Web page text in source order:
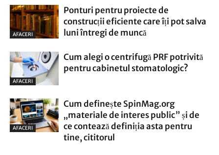
AFACERI
Ponturi pentru proiecte de
construcții eficiente care îți pot salva
luni întregi de muncă
AFACERI
Cum alegi o centrifugă PRF potrivită
pentru cabinetul stomatologic?
AFACERI
Cum definește SpinMag.org
„materiale de interes public” și de
ce contează definiția asta pentru
tine, cititorul